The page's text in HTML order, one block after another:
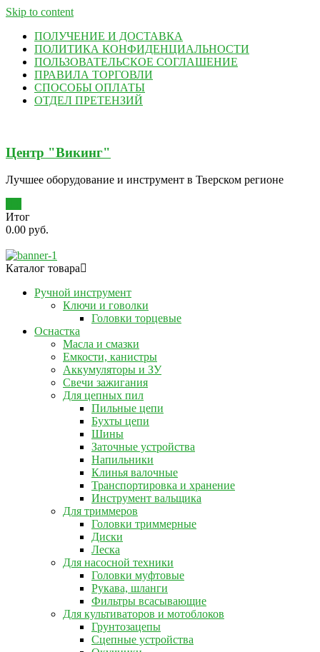
Skip to content
ПОЛУЧЕНИЕ И ДОСТАВКА
ПОЛИТИКА КОНФИДЕНЦИАЛЬНОСТИ
ПОЛЬЗОВАТЕЛЬСКОЕ СОГЛАШЕНИЕ
ПРАВИЛА ТОРГОВЛИ
СПОСОБЫ ОПЛАТЫ
ОТДЕЛ ПРЕТЕНЗИЙ
Центр "Викинг"
Лучшее оборудование и инструмент в Тверском регионе
Итог
0.00 руб.
Каталог товара
Ручной инструмент
Ключи и говолки
Головки торцевые
Оснастка
Масла и смазки
Емкости, канистры
Аккумуляторы и ЗУ
Свечи зажигания
Для цепных пил
Пильные цепи
Бухты цепи
Шины
Заточные устройства
Напильники
Клинья валочные
Транспортировка и хранение
Инструмент вальщика
Для триммеров
Головки триммерные
Диски
Леска
Для насосной техники
Головки муфтовые
Рукава, шланги
Фильтры всасывающие
Для культиваторов и мотоблоков
Грунтозацепы
Сцепные устройства